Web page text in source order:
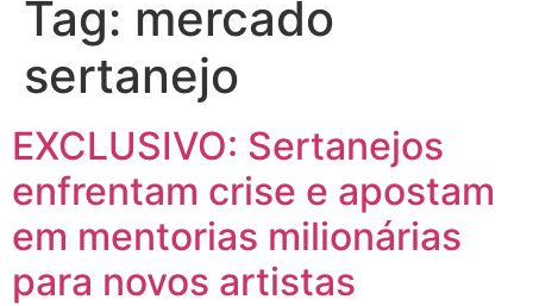
Tag: mercado
sertanejo
EXCLUSIVO: Sertanejos
enfrentam crise e apostam
em mentorias milionárias
para novos artistas